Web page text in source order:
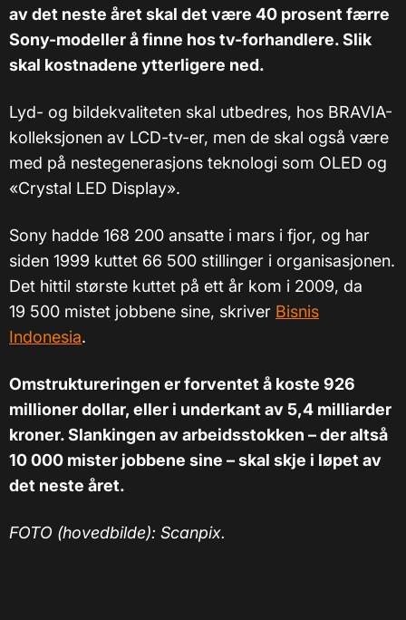
av det neste året skal det være 40 prosent færre
Sony-modeller å finne hos tv-forhandlere. Slik
skal kostnadene ytterligere ned.
Lyd- og bildekvaliteten skal utbedres, hos BRAVIA-
kolleksjonen av LCD-tv-er, men de skal også være
med på nestegenerasjons teknologi som OLED og
«Crystal LED Display».
Sony hadde 168 200 ansatte i mars i fjor, og har
siden 1999 kuttet 66 500 stillinger i organisasjonen.
Det hittil største kuttet på ett år kom i 2009, da
19 500 mistet jobbene sine, skriver Bisnis
Indonesia.
Omstruktureringen er forventet å koste 926
millioner dollar, eller i underkant av 5,4 milliarder
kroner. Slankingen av arbeidsstokken – der altså
10 000 mister jobbene sine – skal skje i løpet av
det neste året.
FOTO (hovedbilde): Scanpix.